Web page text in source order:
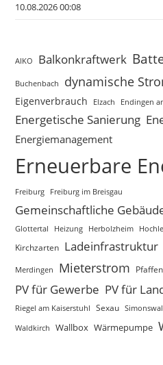
10.08.2026 00:08
AIKO Balkonkraftwerk
Buchenbach dynamische
Eigenverbrauch Elzach Endingen
Energetische Sanierung
Energiemanagement
Erneuerbare
Freiburg Freiburg im Breisgau
Gemeinschaftliche
Glottertal
Heizung Herbolzheim
Kirchzarten Ladeinfrastruktur
Merdingen Mieterstrom
PV für Gewerbe PV für
Riegel am Kaiserstuhl Sexau
Waldkirch
Wallbox Wärmepumpe